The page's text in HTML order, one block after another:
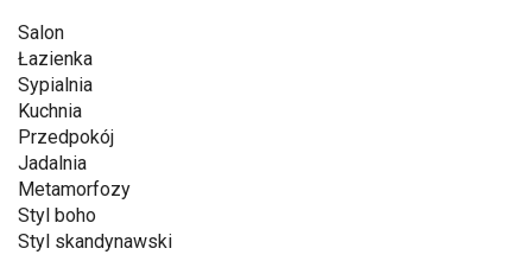
Salon
Łazienka
Sypialnia
Kuchnia
Przedpokój
Jadalnia
Metamorfozy
Styl boho
Styl skandynawski